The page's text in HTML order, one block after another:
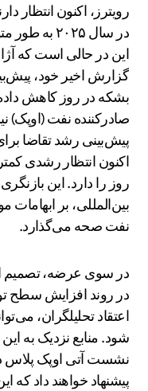
رویترز، اکنون انتظار
بشکه در روز کاهش
صادرکننده نفت (اوپک)
روز را دارد. این
بین‌المللی، بر
نفت صحه می‌گذارد.
در سوی عرضه، تصمیم
در روند افزایش سطح
اعتقاد تحلیلگران،
شود. منابع نزدیک به
نشست آتی اوپک پلاس
پیشنهاد خواهند داد که